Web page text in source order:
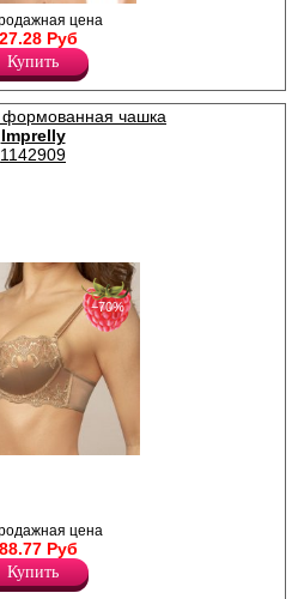
балконет
формованными
кружевного
по длине, НЕ
81%
цена
Руб
Купить
формованная чашка
Imprelly
1142909
мягкой сетке с
роскошным
85%
−70%
цена
Руб
Купить